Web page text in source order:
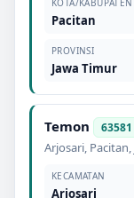
Pacitan
PROVINSI
Jawa Timur
Temon 63581
Arjosari, Pacitan,
KECAMATAN
Arjosari